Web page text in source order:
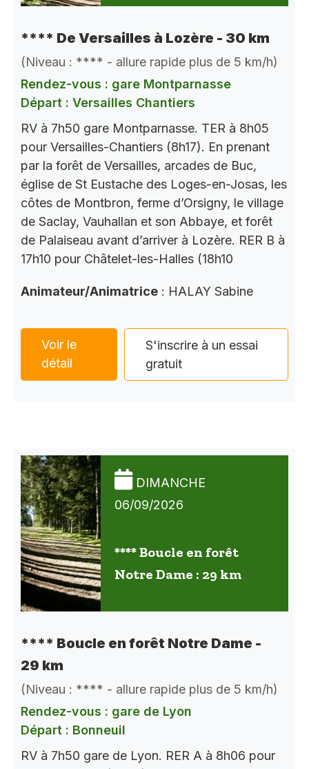
**** De Versailles à Lozère - 30 km
(Niveau : **** - allure rapide plus de 5 km/h)
Rendez-vous : gare Montparnasse
Départ : Versailles Chantiers
RV à 7h50 gare Montparnasse. TER à 8h05
pour Versailles-Chantiers (8h17). En prenant
par la forêt de Versailles, arcades de Buc,
église de St Eustache des Loges-en-Josas, les
côtes de Montbron, ferme d’Orsigny, le village
de Saclay, Vauhallan et son Abbaye, et forêt
de Palaiseau avant d’arriver à Lozère. RER B à
17h10 pour Châtelet-les-Halles (18h10
Animateur/Animatrice : HALAY Sabine
Voir le
détail
S'inscrire à un essai
gratuit
DIMANCHE
06/09/2026
**** Boucle en forêt
Notre Dame : 29 km
**** Boucle en forêt Notre Dame -
29 km
(Niveau : **** - allure rapide plus de 5 km/h)
Rendez-vous : gare de Lyon
Départ : Bonneuil
RV à 7h50 gare de Lyon. RER A à 8h06 pour